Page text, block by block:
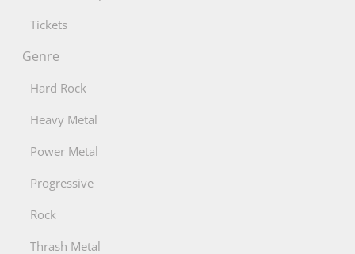
Tickets
Genre
Hard Rock
Heavy Metal
Power Metal
Progressive
Rock
Thrash Metal